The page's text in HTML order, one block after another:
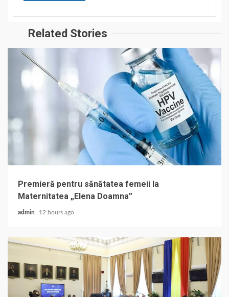
Related Stories
Premieră pentru sănătatea femeii la
Maternitatea „Elena Doamna”
admin 12 hours ago